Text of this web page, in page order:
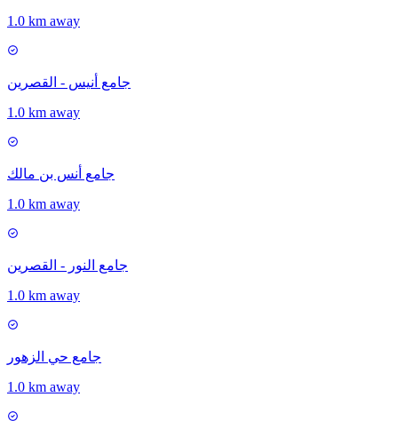
1.0 km away
جامع أنيس - القصرين
1.0 km away
جامع أنس بن مالك
1.0 km away
جامع النور - القصرين
1.0 km away
جامع حي الزهور
1.0 km away